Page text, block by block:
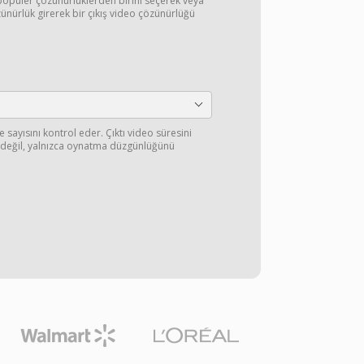
girerek bir çıkış video çözünürlüğü
kontrol eder. Çıktı video süresini
yalnızca oynatma düzgünlüğünü